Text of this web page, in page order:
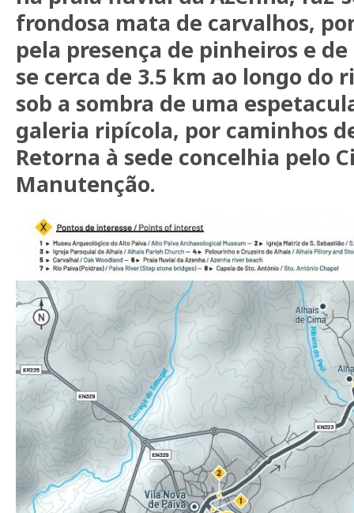
frondosa mata de carvalhos,
pela presença de pinheiros e
se cerca de 3.5 km ao longo do
sob a sombra de uma
galeria ripícola, por caminhos
Retorna à sede concelhia pelo
Manutenção.